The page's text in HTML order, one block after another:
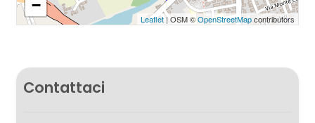
Predisposizione Clima
−
Leaflet| OSM ©OpenStreetMapcontributors
Contattaci